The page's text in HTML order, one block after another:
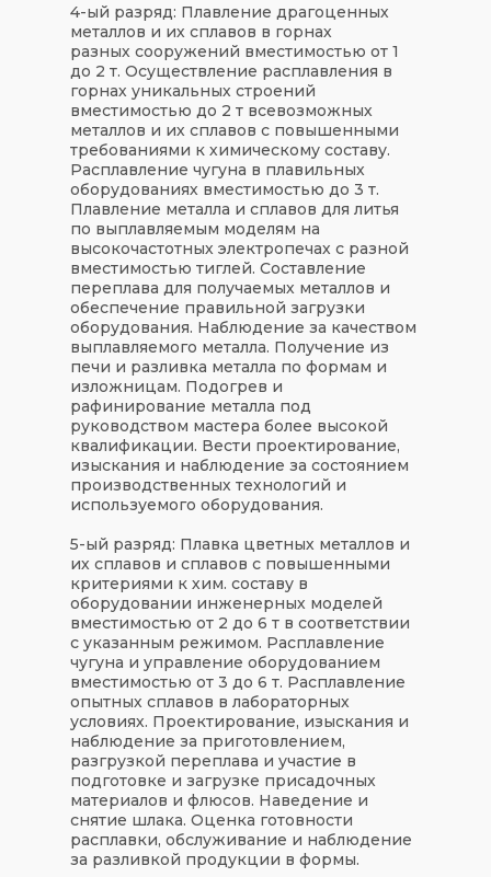
4-ый разряд: Плавление драгоценных
металлов и их сплавов в горнах
разных сооружений вместимостью от 1
до 2 т. Осуществление расплавления в
горнах уникальных строений
вместимостью до 2 т всевозможных
металлов и их сплавов с повышенными
требованиями к химическому составу.
Расплавление чугуна в плавильных
оборудованиях вместимостью до 3 т.
Плавление металла и сплавов для литья
по выплавляемым моделям на
высокочастотных электропечах с разной
вместимостью тиглей. Составление
переплава для получаемых металлов и
обеспечение правильной загрузки
оборудования. Наблюдение за качеством
выплавляемого металла. Получение из
печи и разливка металла по формам и
изложницам. Подогрев и
рафинирование металла под
руководством мастера более высокой
квалификации. Вести проектирование,
изыскания и наблюдение за состоянием
производственных технологий и
используемого оборудования.
5-ый разряд: Плавка цветных металлов и
их сплавов и сплавов с повышенными
критериями к хим. составу в
оборудовании инженерных моделей
вместимостью от 2 до 6 т в соответствии
с указанным режимом. Расплавление
чугуна и управление оборудованием
вместимостью от 3 до 6 т. Расплавление
опытных сплавов в лабораторных
условиях. Проектирование, изыскания и
наблюдение за приготовлением,
разгрузкой переплава и участие в
подготовке и загрузке присадочных
материалов и флюсов. Наведение и
снятие шлака. Оценка готовности
расплавки, обслуживание и наблюдение
за разливкой продукции в формы.